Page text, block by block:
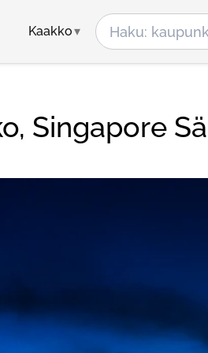
Kaakko
Singapore